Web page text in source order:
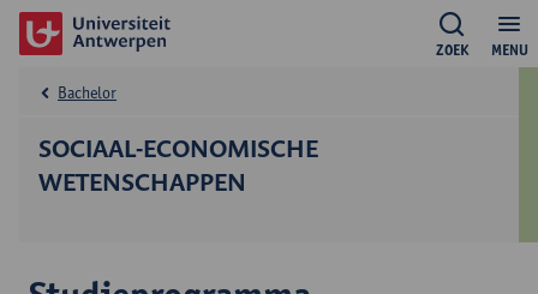
MENU
ZOEK
SOCIAAL-ECONOMISCHE
WETENSCHAPPEN
Bachelor